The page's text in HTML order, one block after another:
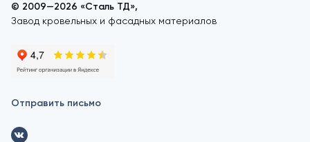
© 2009—2026 «Сталь ТД»,
Завод кровельных и фасадных материалов
Отправить письмо